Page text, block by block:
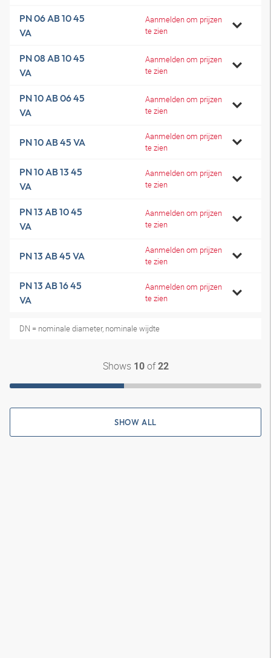
PN 06 AB 10 45
VA
Aanmelden om prijzen
te zien
PN 08 AB 10 45
VA
Aanmelden om prijzen
te zien
PN 10 AB 06 45
VA
Aanmelden om prijzen
te zien
PN 10 AB 45 VA
Aanmelden om prijzen
te zien
PN 10 AB 13 45
VA
Aanmelden om prijzen
te zien
PN 13 AB 10 45
VA
Aanmelden om prijzen
te zien
PN 13 AB 45 VA
Aanmelden om prijzen
te zien
PN 13 AB 16 45
VA
Aanmelden om prijzen
te zien
DN = nominale diameter, nominale wijdte
Shows 10of22
SHOW ALL